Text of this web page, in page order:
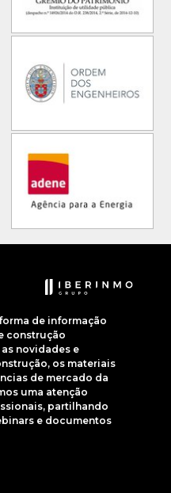
de informação
construção
novidades e
os materiais
de mercado da
uma atenção
partilhando
e documentos